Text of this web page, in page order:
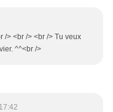
/> <br /> <br /> Tu veux
^^<br />